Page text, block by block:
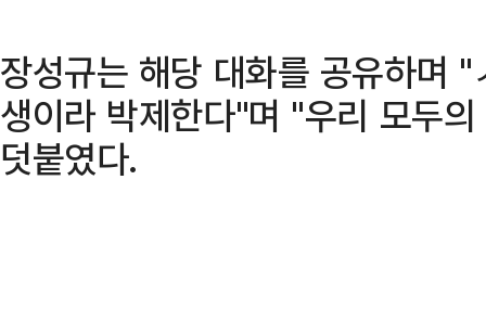
장성규는 해당 대화를 공유하며
생이라 박제한다"며 "우리 모두
덧붙였다.